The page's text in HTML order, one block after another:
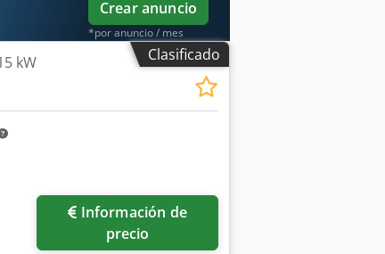
Crear anuncio
*por anuncio / mes
Clasificado
kW
precio